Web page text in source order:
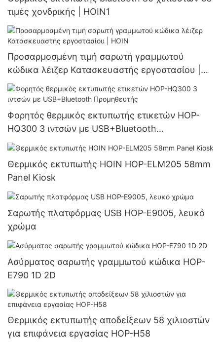
τιμές χονδρικής | HOIN1
Προσαρμοσμένη τιμή σαρωτή γραμμωτού
κώδικα λέιζερ Κατασκευαστής εργοστασίου |
HOIN
Φορητός θερμικός εκτυπωτής ετικετών HOP-
HQ300 3 ιντσών με USB+Bluetooth
Προμηθευτής
Θερμικός εκτυπωτής HOIN HOP-ELM205 58mm
Panel Kiosk
Σαρωτής πλατφόρμας USB HOP-E9005, λευκό
χρώμα
Ασύρματος σαρωτής γραμμωτού κώδικα HOP-
E790 1D 2D
Θερμικός εκτυπωτής αποδείξεων 58 χιλιοστών
για επιφάνεια εργασίας HOP-H58